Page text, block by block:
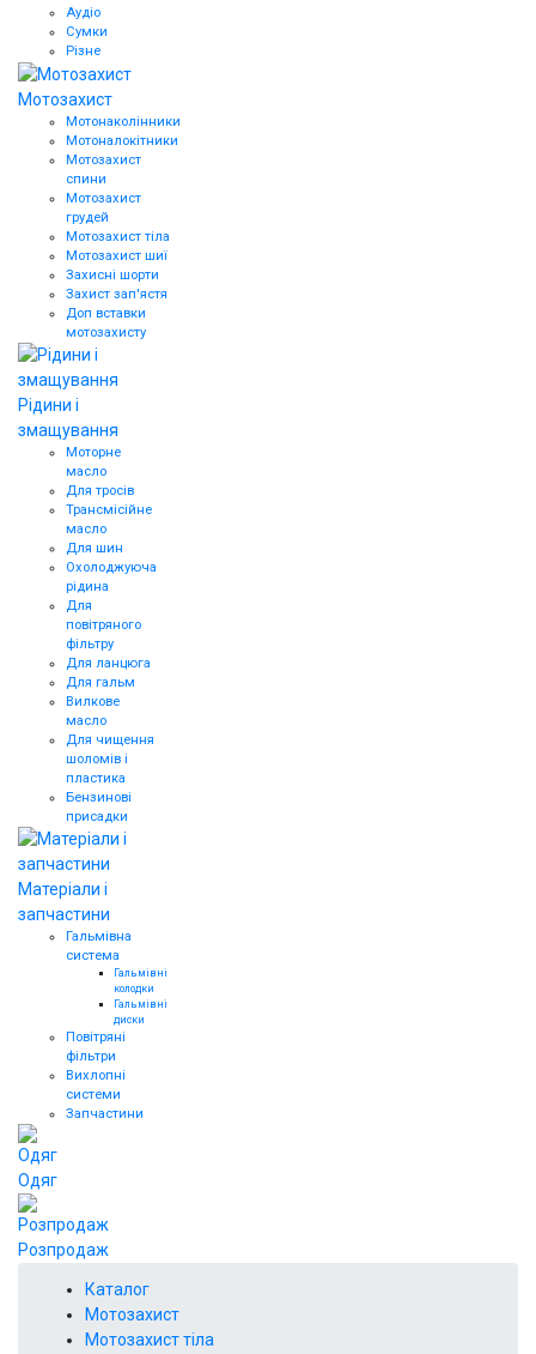
Аудіо
Сумки
Різне
Мотозахист
Мотонаколінники
Мотоналокітники
Мотозахист
спини
Мотозахист
грудей
Мотозахист тіла
Мотозахист шиї
Захисні шорти
Захист зап'ястя
Доп вставки
мотозахисту
Рідини і
змащування
Моторне
масло
Для тросів
Трансмісійне
масло
Для шин
Охолоджуюча
рідина
Для
повітряного
фільтру
Для ланцюга
Для гальм
Вилкове
масло
Для чищення
шоломів і
пластика
Бензинові
присадки
Матеріали і
запчастини
Гальмівна
система
Гальмівні
колодки
Гальмівні
диски
Повітряні
фільтри
Вихлопні
системи
Запчастини
Одяг
Розпродаж
Каталог
Мотозахист
Мотозахист тіла